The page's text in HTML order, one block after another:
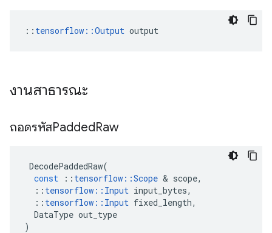
:: tensorflow::Output output
งานสาธารณะ
ถอดรหัสPaddedRaw
DecodePaddedRaw(
const
:: tensorflow ::Scope & scope,
:: tensorflow :: Input input_bytes,
:: tensorflow :: Input fixed_length,
DataType out_type
)